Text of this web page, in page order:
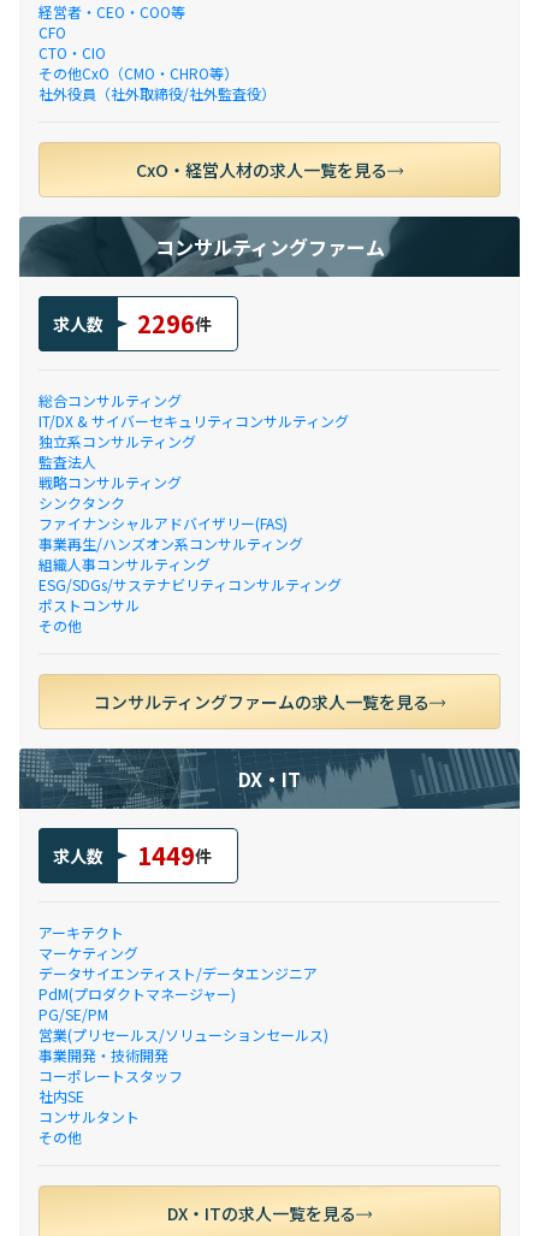
経営者・CEO・COO等
CFO
CTO・CIO
その他CxO（CMO・CHRO等）
社外役員（社外取締役/社外監査役）
CxO・経営人材の求人一覧を見る
コンサルティングファーム
求人数 2296件
総合コンサルティング
IT/DX & サイバーセキュリティコンサルティング
独立系コンサルティング
監査法人
戦略コンサルティング
シンクタンク
ファイナンシャルアドバイザリー(FAS)
事業再生/ハンズオン系コンサルティング
組織人事コンサルティング
ESG/SDGs/サステナビリティコンサルティング
ポストコンサル
その他
コンサルティングファームの求人一覧を見る
DX・IT
求人数 1449件
アーキテクト
マーケティング
データサイエンティスト/データエンジニア
PdM(プロダクトマネージャー)
PG/SE/PM
営業(プリセールス/ソリューションセールス)
事業開発・技術開発
コーポレートスタッフ
社内SE
コンサルタント
その他
DX・ITの求人一覧を見る